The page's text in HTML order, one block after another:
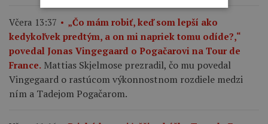
Včera 13:37
„Čo mám robiť, keď som lepší ako
kedykoľvek predtým, a on mi napriek tomu odíde?,“
povedal Jonas Vingegaard o Pogačarovi na Tour de
France. Mattias Skjelmose prezradil, čo mu povedal
Vingegaard o rastúcom výkonnostnom rozdiele medzi
ním a Tadejom Pogačarom.